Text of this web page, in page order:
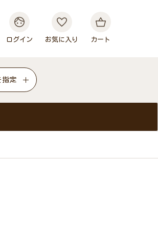
ログイン お気に入り カート
指定